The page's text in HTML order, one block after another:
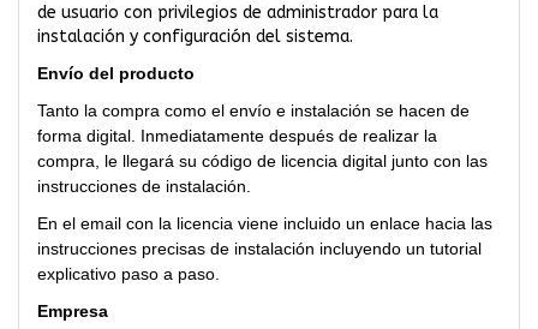
de usuario con privilegios de administrador para la
instalación y configuración del sistema.
Envío del producto
Tanto la compra como el envío e instalación se hacen de
forma digital. Inmediatamente después de realizar la
compra, le llegará su código de licencia digital junto con las
instrucciones de instalación.
En el email con la licencia viene incluido un enlace hacia las
instrucciones precisas de instalación incluyendo un tutorial
explicativo paso a paso.
Empresa